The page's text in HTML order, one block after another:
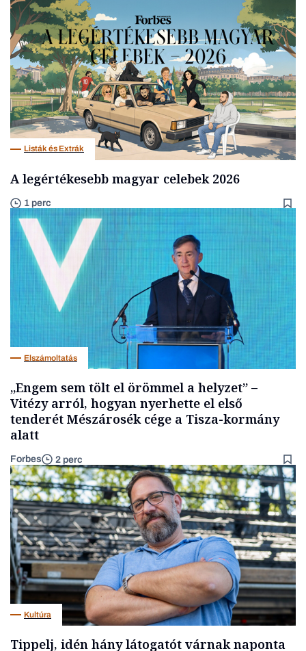
Listák és Extrák
A legértékesebb magyar celebek 2026
1 perc
Elszámoltatás
„Engem sem tölt el örömmel a helyzet” –
Vitézy arról, hogyan nyerhette el első
tenderét Mészárosék cége a Tisza-kormány
alatt
Forbes 2 perc
Kultúra
Tippelj, idén hány látogatót várnak naponta